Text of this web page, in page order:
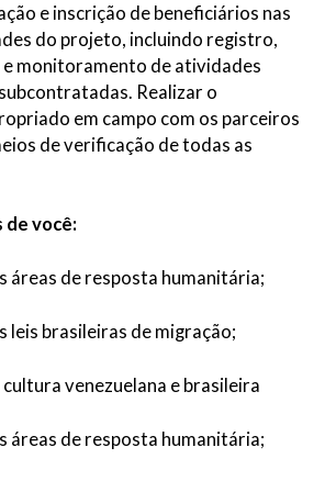
e inscrição de beneficiários nas
do projeto, incluindo registro,
monitoramento de atividades
Realizar o
em campo com os parceiros
de verificação de todas as
de você:
áreas de resposta humanitária;
leis brasileiras de migração;
venezuelana e brasileira
áreas de resposta humanitária;